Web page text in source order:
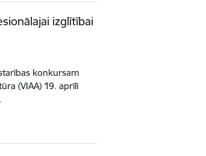
izglītībai
konkursam
(VIAA) 19. aprīlī